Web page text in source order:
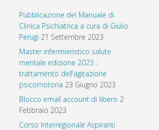
Pubblicazione del Manuale di
Clinica Psichiatrica a cura di Giulio
Perugi 21 Settembre 2023
Master infermieristico salute
mentale edizione 2023 :
trattamento dell’agitazione
psicomotoria 23 Giugno 2023
Blocco email account di libero 2
Febbraio 2023
Corso Interregionale Aspiranti